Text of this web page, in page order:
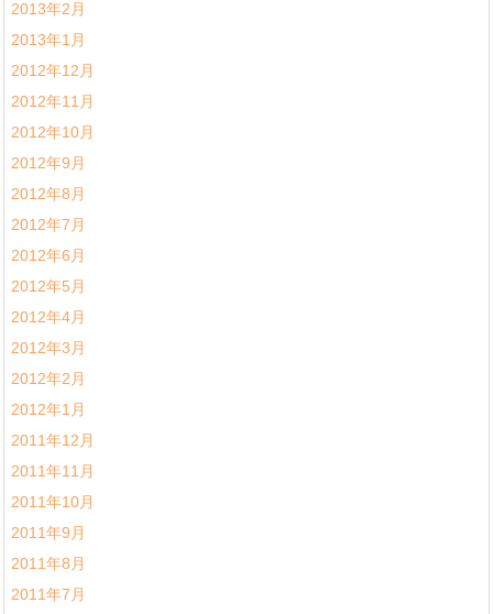
2013年2月
2013年1月
2012年12月
2012年11月
2012年10月
2012年9月
2012年8月
2012年7月
2012年6月
2012年5月
2012年4月
2012年3月
2012年2月
2012年1月
2011年12月
2011年11月
2011年10月
2011年9月
2011年8月
2011年7月